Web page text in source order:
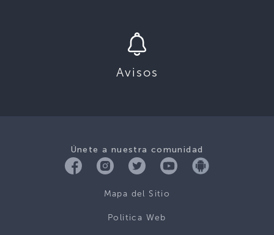
Avisos
Únete a nuestra comunidad
Mapa del Sitio
Politica Web